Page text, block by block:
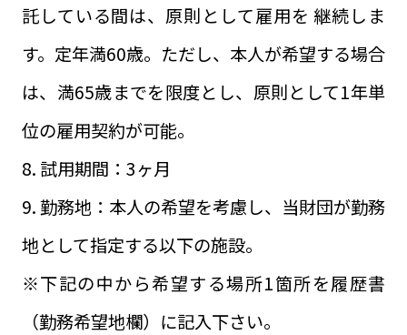
託している間は、原則として雇用を 継続しま
す。定年満60歳。ただし、本人が希望する場合
は、満65歳までを限度とし、原則として1年単
位の雇用契約が可能。
8. 試用期間：3ヶ月
9. 勤務地：本人の希望を考慮し、当財団が勤務
地として指定する以下の施設。
※下記の中から希望する場所1箇所を履歴書
（勤務希望地欄）に記入下さい。